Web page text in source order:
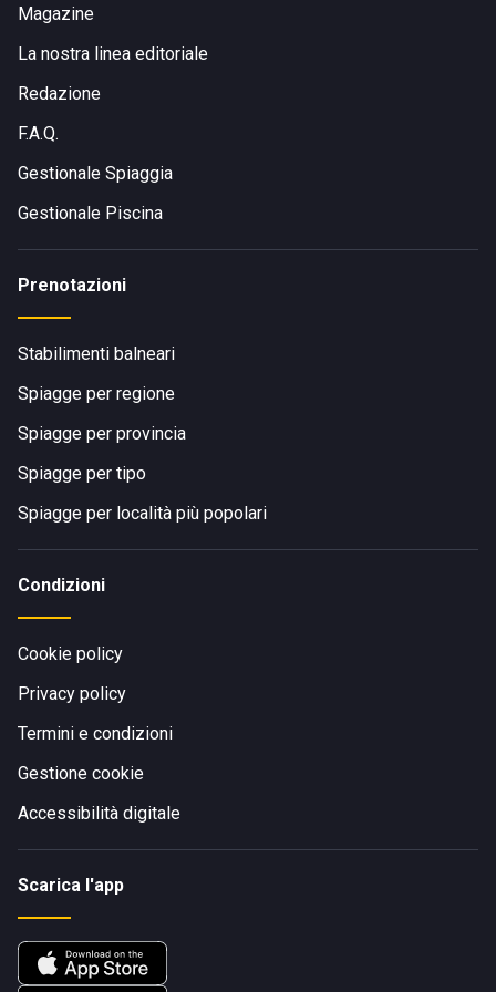
Magazine
La nostra linea editoriale
Redazione
F.A.Q.
Gestionale Spiaggia
Gestionale Piscina
Prenotazioni
Stabilimenti balneari
Spiagge per regione
Spiagge per provincia
Spiagge per tipo
Spiagge per località più popolari
Condizioni
Cookie policy
Privacy policy
Termini e condizioni
Gestione cookie
Accessibilità digitale
Scarica l'app